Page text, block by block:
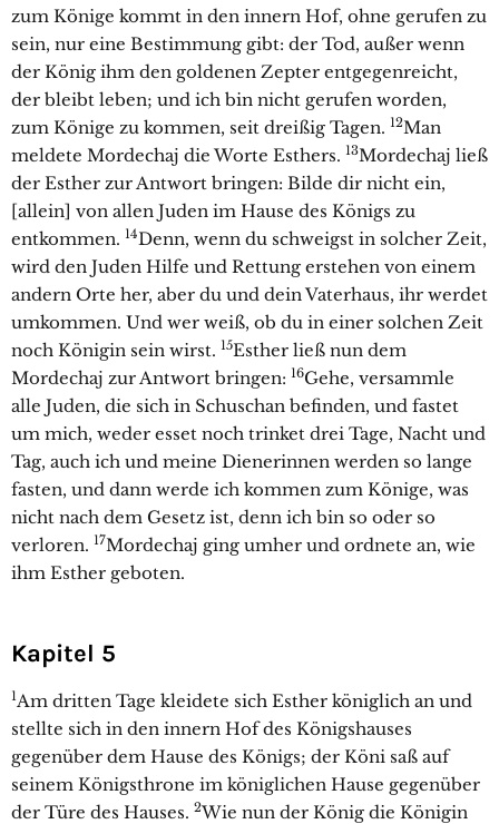
zum Könige kommt in den innern Hof, ohne gerufen zu
sein, nur eine Bestimmung gibt: der Tod, außer wenn
der König ihm den goldenen Zepter entgegenreicht,
der bleibt leben; und ich bin nicht gerufen worden,
zum Könige zu kommen, seit dreißig Tagen. 12Man
meldete Mordechaj die Worte Esthers. 13Mordechaj ließ
der Esther zur Antwort bringen: Bilde dir nicht ein,
[allein] von allen Juden im Hause des Königs zu
entkommen. 14Denn, wenn du schweigst in solcher Zeit,
wird den Juden Hilfe und Rettung erstehen von einem
andern Orte her, aber du und dein Vaterhaus, ihr werdet
umkommen. Und wer weiß, ob du in einer solchen Zeit
noch Königin sein wirst. 15Esther ließ nun dem
Mordechaj zur Antwort bringen: 16Gehe, versammle
alle Juden, die sich in Schuschan befinden, und fastet
um mich, weder esset noch trinket drei Tage, Nacht und
Tag, auch ich und meine Dienerinnen werden so lange
fasten, und dann werde ich kommen zum Könige, was
nicht nach dem Gesetz ist, denn ich bin so oder so
verloren. 17Mordechaj ging umher und ordnete an, wie
ihm Esther geboten.
Kapitel 5
1Am dritten Tage kleidete sich Esther königlich an und
stellte sich in den innern Hof des Königshauses
gegenüber dem Hause des Königs; der Köni saß auf
seinem Königsthrone im königlichen Hause gegenüber
der Türe des Hauses. 2Wie nun der König die Königin